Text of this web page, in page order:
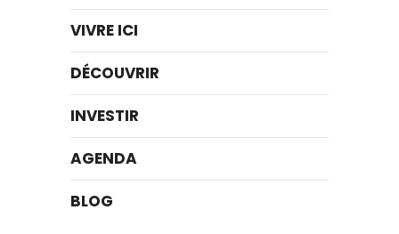
VIVRE ICI
DÉCOUVRIR
INVESTIR
AGENDA
BLOG